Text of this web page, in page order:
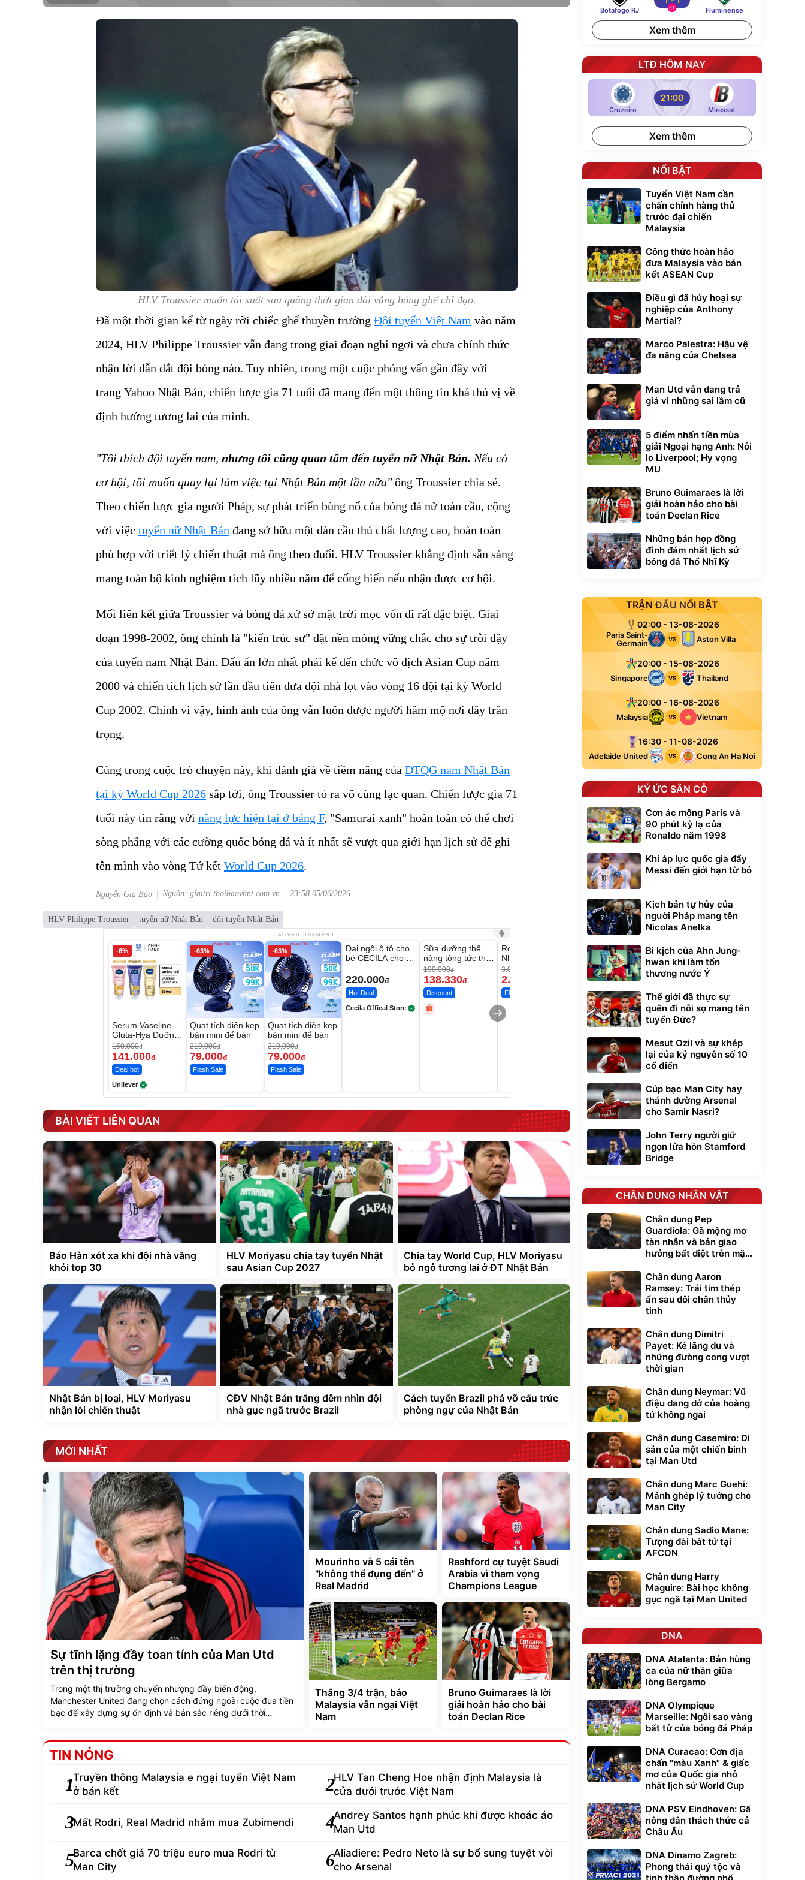
HLV Troussier muốn tái xuất sau quãng thời gian dài vắng bóng ghế chỉ đạo.
Đã một thời gian kể từ ngày rời chiếc ghế thuyền trưởng Đội tuyển Việt Nam vào năm
2024, HLV Philippe Troussier vẫn đang trong giai đoạn nghỉ ngơi và chưa chính thức
nhận lời dẫn dắt đội bóng nào. Tuy nhiên, trong một cuộc phỏng vấn gần đây với
trang Yahoo Nhật Bản, chiến lược gia 71 tuổi đã mang đến một thông tin khá thú vị về
định hướng tương lai của mình.
"Tôi thích đội tuyển nam, nhưng tôi cũng quan tâm đến tuyển nữ Nhật Bản. Nếu có
cơ hội, tôi muốn quay lại làm việc tại Nhật Bản một lần nữa"ông Troussier chia sẻ.
Theo chiến lược gia người Pháp, sự phát triển bùng nổ của bóng đá nữ toàn cầu, cộng
với việc tuyển nữ Nhật Bản đang sở hữu một dàn cầu thủ chất lượng cao, hoàn toàn
phù hợp với triết lý chiến thuật mà ông theo đuổi. HLV Troussier khẳng định sẵn sàng
mang toàn bộ kinh nghiệm tích lũy nhiều năm để cống hiến nếu nhận được cơ hội.
Mối liên kết giữa Troussier và bóng đá xứ sở mặt trời mọc vốn dĩ rất đặc biệt. Giai
đoạn 1998-2002, ông chính là "kiến trúc sư" đặt nền móng vững chắc cho sự trỗi dậy
của tuyển nam Nhật Bản. Dấu ấn lớn nhất phải kể đến chức vô địch Asian Cup năm
2000 và chiến tích lịch sử lần đầu tiên đưa đội nhà lọt vào vòng 16 đội tại kỳ World
Cup 2002. Chính vì vậy, hình ảnh của ông vẫn luôn được người hâm mộ nơi đây trân
trọng.
Cũng trong cuộc trò chuyện này, khi đánh giá về tiềm năng của ĐTQG nam Nhật Bản
tại kỳ World Cup 2026 sắp tới, ông Troussier tỏ ra vô cùng lạc quan. Chiến lược gia 71
tuổi này tin rằng với năng lực hiện tại ở bảng F, "Samurai xanh" hoàn toàn có thể chơi
sòng phẳng với các cường quốc bóng đá và ít nhất sẽ vượt qua giới hạn lịch sử để ghi
tên mình vào vòng Tứ kết World Cup 2026.
Nguyễn Gia Bảo Nguồn: giaitri.thoibaovhnt.com.vn 23:58 05/06/2026
HLV Philippe Troussier tuyển nữ Nhật Bản đội tuyển Nhật Bản
ADVERTISEMENT
-6%
Serum Vaseline
Gluta-Hya Dưỡng
Da Sáng Mịn Sau
7 Ngày
150.000đ
141.000đ
Deal hot
Unilever
-63%
Quạt tích điện kẹp
bàn mini để bàn
219.000đ
79.000đ
Flash Sale
-63%
Quạt tích điện kẹp
bàn mini để bàn
219.000đ
79.000đ
Flash Sale
Đai ngồi ô tô cho
bé CECILA cho bé
220.000đ
Hot Deal
Cecila Offical Store
-27%
Sữa dưỡng thể
nâng tông tức thì
Vaseline Body
190.000đ
138.330đ
Discount
Robot Hút Bụi Lau
Nhà - D2-001 -
Thông Minh
3.000.000
2.200.000
Flash Sale
Unmute
Vali Bamozo
Khung Nhôm
9066 Size
20/24/28 Cao Cấp
1.000.000đ
825.000đ
Flash Sale
Lót ghế ôtô, nâng
giúp thoải mái
trong di chuyển
295.000đ
Đã bán nhiều
BÀI VIẾT LIÊN QUAN
Báo Hàn xót xa khi đội nhà văng
khỏi top 30
HLV Moriyasu chia tay tuyển Nhật
sau Asian Cup 2027
Chia tay World Cup, HLV Moriyasu
bỏ ngỏ tương lai ở ĐT Nhật Bản
Nhật Bản bị loại, HLV Moriyasu
nhận lỗi chiến thuật
CĐV Nhật Bản trắng đêm nhìn đội
nhà gục ngã trước Brazil
Cách tuyển Brazil phá vỡ cấu trúc
phòng ngự của Nhật Bản
MỚI NHẤT
Sự tĩnh lặng đầy toan tính của Man Utd
trên thị trường
Trong một thị trường chuyển nhượng đầy biến động,
Manchester United đang chọn cách đứng ngoài cuộc đua tiền
bạc để xây dựng sự ổn định và bản sắc riêng dưới thời
Mourinho và 5 cái tên
"không thể đụng đến" ở
Real Madrid
Rashford cự tuyệt Saudi
Arabia vì tham vọng
Champions League
Thắng 3/4 trận, báo
Malaysia vẫn ngại Việt
Nam
Bruno Guimaraes là lời
giải hoàn hảo cho bài
toán Declan Rice
TIN NÓNG
1Truyền thông Malaysia e ngại tuyển Việt Nam
ở bán kết
2HLV Tan Cheng Hoe nhận định Malaysia là
cửa dưới trước Việt Nam
3Mất Rodri, Real Madrid nhắm mua Zubimendi 4Andrey Santos hạnh phúc khi được khoác áo
Man Utd
5Barca chốt giá 70 triệu euro mua Rodri từ
Man City
6Aliadiere: Pedro Neto là sự bổ sung tuyệt vời
cho Arsenal
Botafogo RJ KT Fluminense
Xem thêm
LTĐ HÔM NAY
Cruzeiro
21:00
Mirassol
Xem thêm
NỔI BẬT
Tuyển Việt Nam cần
chấn chỉnh hàng thủ
trước đại chiến
Malaysia
Công thức hoàn hảo
đưa Malaysia vào bán
kết ASEAN Cup
Điều gì đã hủy hoại sự
nghiệp của Anthony
Martial?
Marco Palestra: Hậu vệ
đa năng của Chelsea
Man Utd vẫn đang trả
giá vì những sai lầm cũ
5 điểm nhấn tiền mùa
giải Ngoại hạng Anh: Nỗi
lo Liverpool; Hy vọng
MU
Bruno Guimaraes là lời
giải hoàn hảo cho bài
toán Declan Rice
Những bản hợp đồng
đình đám nhất lịch sử
bóng đá Thổ Nhĩ Kỳ
TRẬN ĐẤU NỔI BẬT
02:00 - 13-08-2026
Paris Saint-
Germain
VS Aston Villa
20:00 - 15-08-2026
Singapore VS Thailand
20:00 - 16-08-2026
Malaysia VS Vietnam
16:30 - 11-08-2026
Adelaide United VS Cong An Ha Noi
KÝ ỨC SÂN CỎ
Cơn ác mộng Paris và
90 phút kỳ lạ của
Ronaldo năm 1998
Khi áp lực quốc gia đẩy
Messi đến giới hạn từ bỏ
Kịch bản tự hủy của
người Pháp mang tên
Nicolas Anelka
Bi kịch của Ahn Jung-
hwan khi làm tổn
thương nước Ý
Thế giới đã thực sự
quên đi nỗi sợ mang tên
tuyển Đức?
Mesut Ozil và sự khép
lại của kỷ nguyên số 10
cổ điển
Cúp bạc Man City hay
thánh đường Arsenal
cho Samir Nasri?
John Terry người giữ
ngọn lửa hồn Stamford
Bridge
CHÂN DUNG NHÂN VẬT
Chân dung Pep
Guardiola: Gã mộng mơ
tàn nhẫn và bản giao
hưởng bất diệt trên mặt
Chân dung Aaron
Ramsey: Trái tim thép
ẩn sau đôi chân thủy
tinh
Chân dung Dimitri
Payet: Kẻ lãng du và
những đường cong vượt
thời gian
Chân dung Neymar: Vũ
điệu dang dở của hoàng
tử không ngai
Chân dung Casemiro: Di
sản của một chiến binh
tại Man Utd
Chân dung Marc Guehi:
Mảnh ghép lý tưởng cho
Man City
Chân dung Sadio Mane:
Tượng đài bất tử tại
AFCON
Chân dung Harry
Maguire: Bài học không
gục ngã tại Man United
DNA
DNA Atalanta: Bản hùng
ca của nữ thần giữa
lòng Bergamo
DNA Olympique
Marseille: Ngôi sao vàng
bất tử của bóng đá Pháp
DNA Curacao: Cơn địa
chấn "màu Xanh" & giấc
mơ của Quốc gia nhỏ
nhất lịch sử World Cup
DNA PSV Eindhoven: Gã
nông dân thách thức cả
Châu Âu
DNA Dinamo Zagreb:
Phong thái quý tộc và